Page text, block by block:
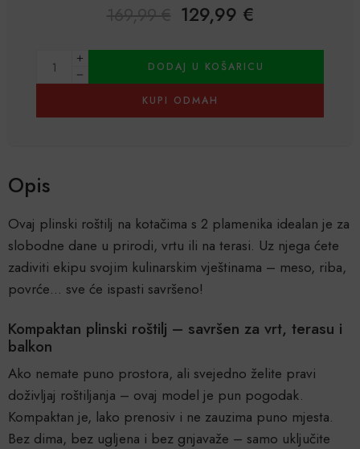
129,99 €
DODAJ U KOŠARICU
KUPI ODMAH
Alternative:
Opis
Ovaj plinski roštilj na kotačima s 2 plamenika idealan je za
slobodne dane u prirodi, vrtu ili na terasi. Uz njega ćete
zadiviti ekipu svojim kulinarskim vještinama – meso, riba,
povrće… sve će ispasti savršeno!
Kompaktan plinski roštilj – savršen za vrt, terasu i
balkon
Ako nemate puno prostora, ali svejedno želite pravi
doživljaj roštiljanja – ovaj model je pun pogodak.
Kompaktan je, lako prenosiv i ne zauzima puno mjesta.
Bez dima, bez ugljena i bez gnjavaže – samo uključite